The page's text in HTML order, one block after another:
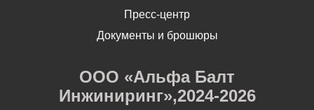
Пресс-центр
Документы и брошюры
ООО «Альфа Балт
Инжиниринг»,2024-2026